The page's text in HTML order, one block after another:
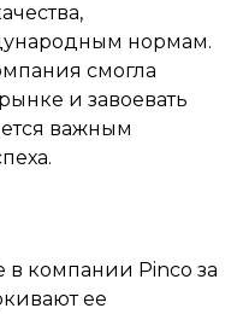
нормам.
смогла
и завоевать
важным
компании Pinco за
ее